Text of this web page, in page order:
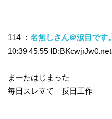
114 ：名無しさん＠涙目です。
10:39:45.55 ID:BKcwjrJw0.net
まーたはじまった
毎日スレ立て 反日工作